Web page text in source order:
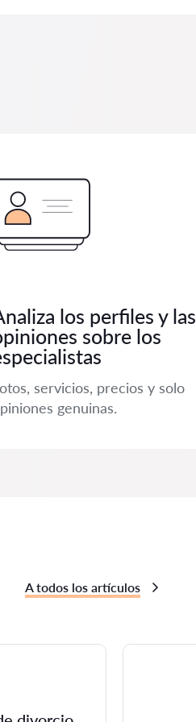
los perfiles y las
sobre los
servicios, precios y solo
genuinas.
A todos los artículos